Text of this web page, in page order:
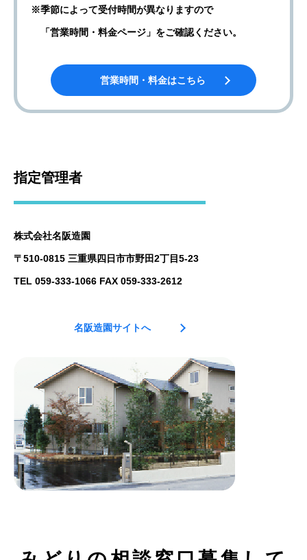
※季節によって受付時間が異なりますので
「営業時間・料金ページ」をご確認ください。
営業時間・料金はこちら
指定管理者
株式会社名阪造園
〒510-0815 三重県四日市市野田2丁目5-23
TEL 059-333-1066 FAX 059-333-2612
名阪造園サイトへ